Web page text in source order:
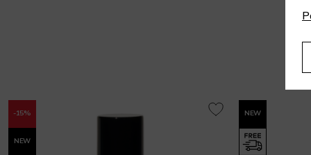
-15%
NEW
NEW